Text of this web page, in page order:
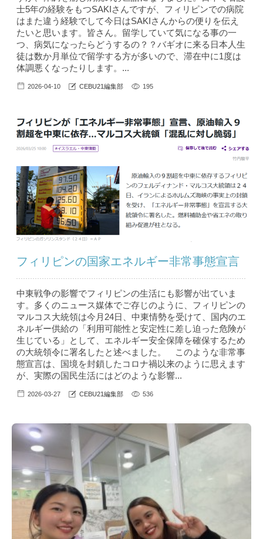
士5年の経験をもつSAKIさんですが、フィリピンでの病院
はまた違う経験でして今日はSAKIさんからの便りを伝え
たいと思います。皆さん。留学していて気になる事の一
つ、病気になったらどうするの？？バギオに来る日本人生
徒は数か月単位で留学する方が多いので、滞在中に1度は
体調悪くなったりします。...
2026-04-10 CEBU21編集部 195
フィリピンの国家エネルギー非常事態宣言
中東戦争の影響でフィリピンの生活にも影響が出ていま
す。多くのニュース媒体でご存じのように、フィリピンの
マルコス大統領は今月24日、中東情勢を受けて、国内のエ
ネルギー供給の「利用可能性と安定性に差し迫った危険が
生じている」として、エネルギー安全保障を確保するため
の大統領令に署名したと述べました。 このような非常事
態宣言は、国境を封鎖したコロナ禍以来のように思えます
が、実際の国民生活にはどのような影響...
2026-03-27 CEBU21編集部 536